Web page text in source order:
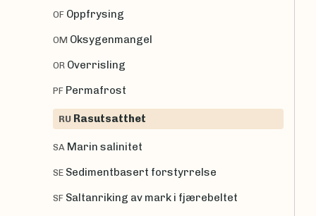
OF Oppfrysing
OM Oksygenmangel
OR Overrisling
PF Permafrost
RU Rasutsatthet
SA Marin salinitet
SE Sedimentbasert forstyrrelse
SF Saltanriking av mark i fjærebeltet